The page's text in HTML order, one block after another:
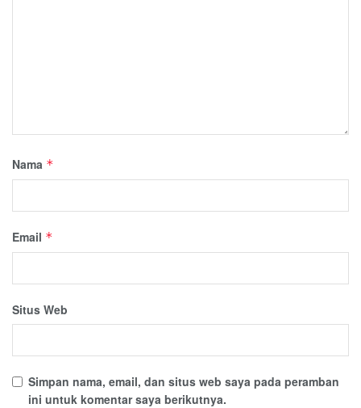
Nama *
Email *
Situs Web
Simpan nama, email, dan situs web saya pada peramban
ini untuk komentar saya berikutnya.